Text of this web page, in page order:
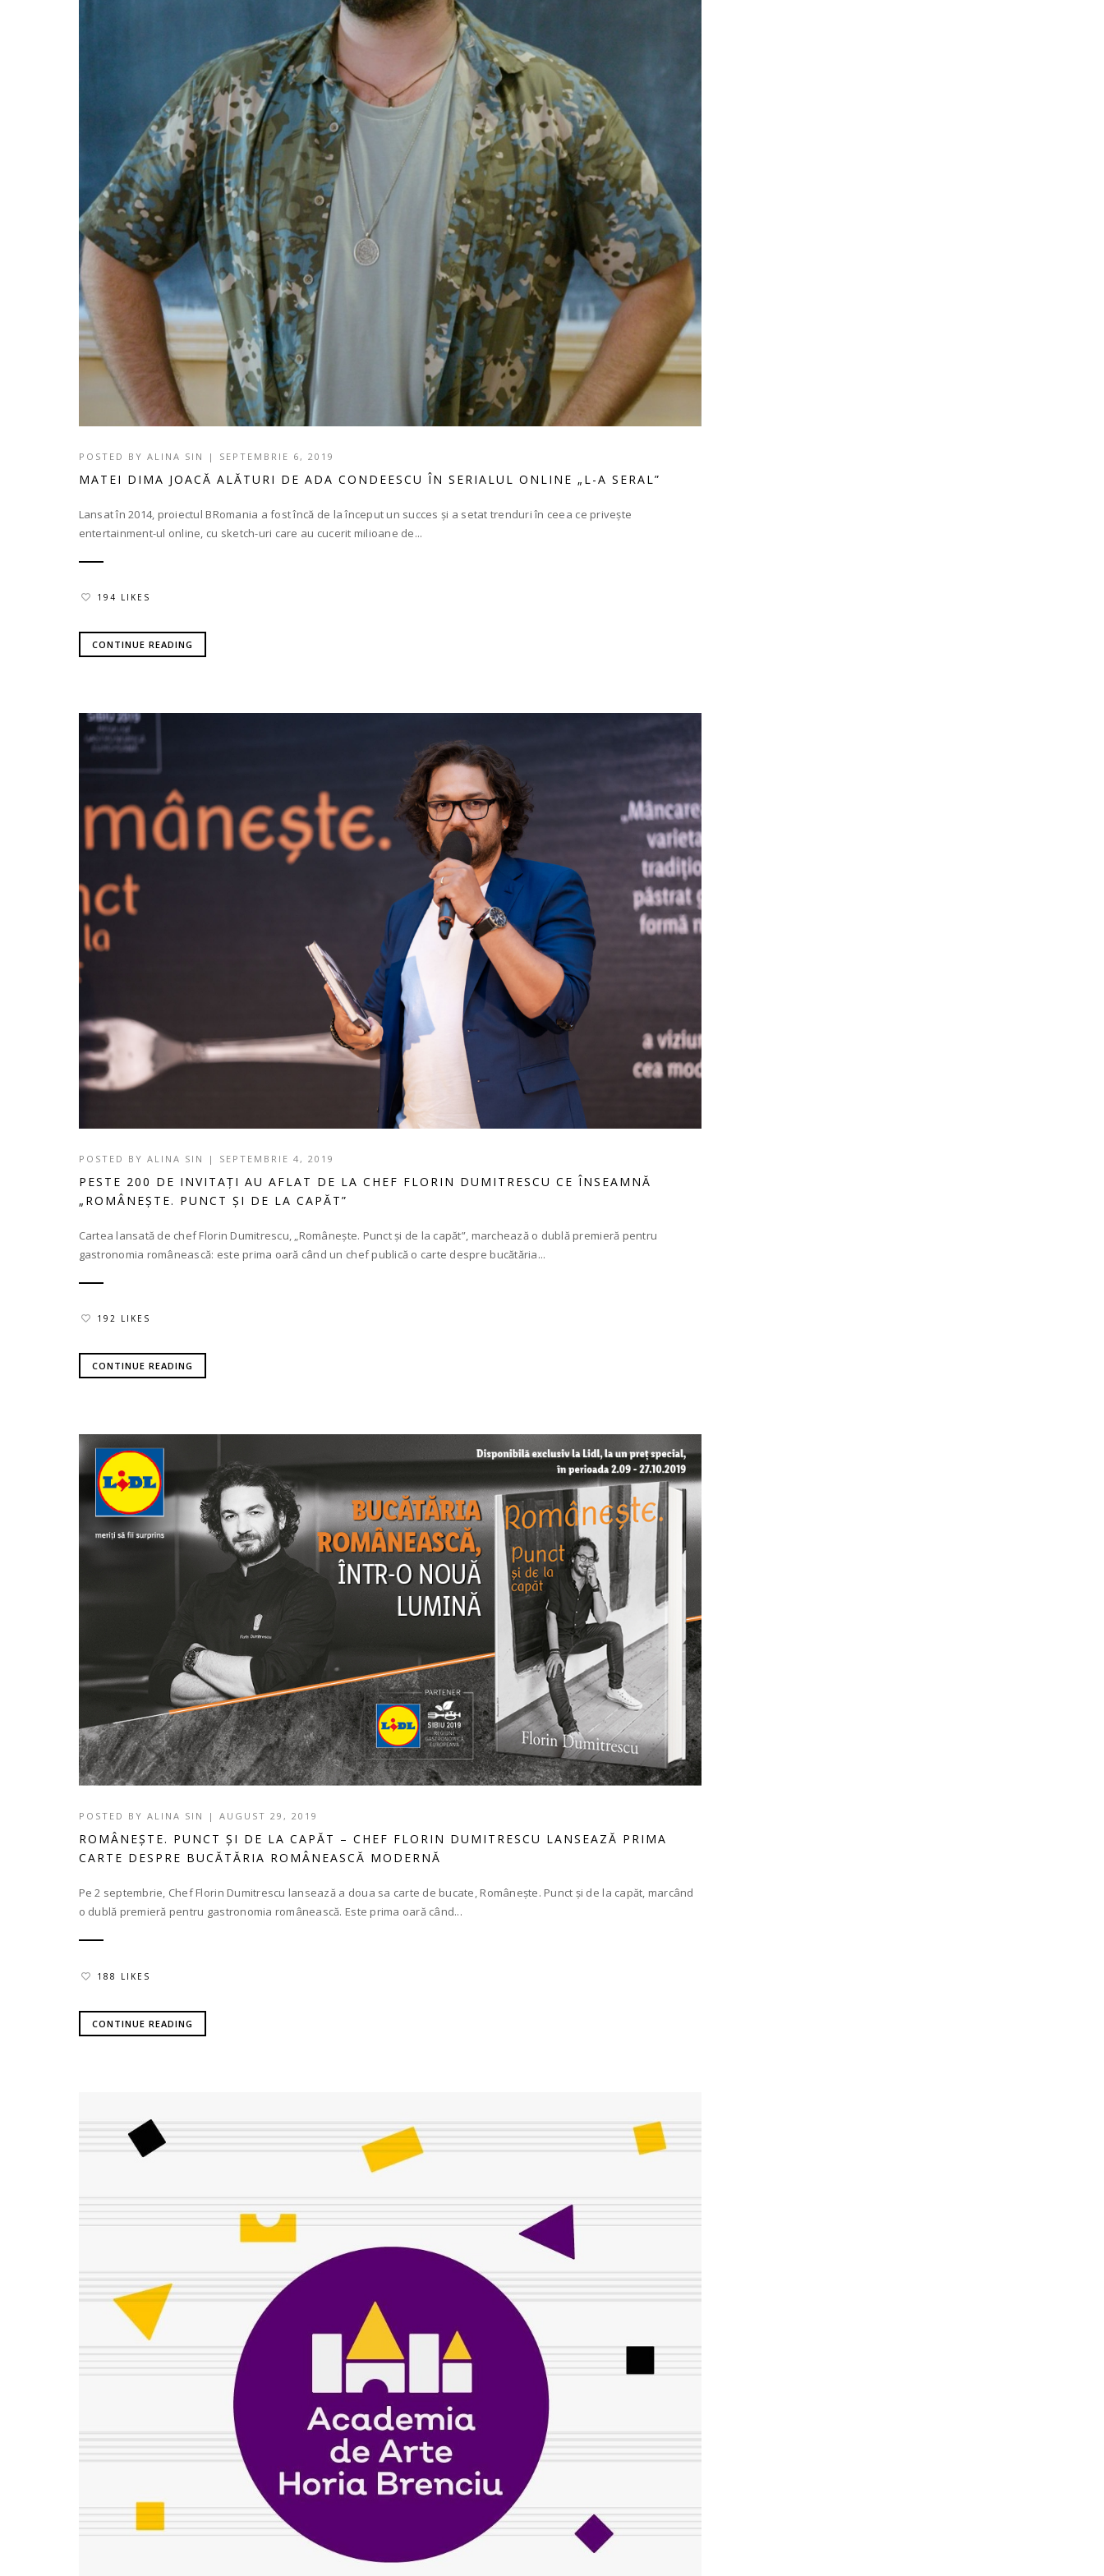
POSTED BY ALINA SIN | SEPTEMBRIE 6, 2019
MATEI DIMA JOACĂ ALĂTURI DE ADA CONDEESCU ÎN SERIALUL ONLINE „L-A SERAL”
Lansat în 2014, proiectul BRomania a fost încă de la început un succes și a setat trenduri în ceea ce privește
entertainment-ul online, cu sketch-uri care au cucerit milioane de...
194 LIKES
CONTINUE READING
POSTED BY ALINA SIN | SEPTEMBRIE 4, 2019
PESTE 200 DE INVITAȚI AU AFLAT DE LA CHEF FLORIN DUMITRESCU CE ÎNSEAMNĂ
„ROMÂNEȘTE. PUNCT ȘI DE LA CAPĂT”
Cartea lansată de chef Florin Dumitrescu, „Românește. Punct și de la capăt”, marchează o dublă premieră pentru
gastronomia românească: este prima oară când un chef publică o carte despre bucătăria...
192 LIKES
CONTINUE READING
POSTED BY ALINA SIN | AUGUST 29, 2019
ROMÂNEȘTE. PUNCT ȘI DE LA CAPĂT – CHEF FLORIN DUMITRESCU LANSEAZĂ PRIMA
CARTE DESPRE BUCĂTĂRIA ROMÂNEASCĂ MODERNĂ
Pe 2 septembrie, Chef Florin Dumitrescu lansează a doua sa carte de bucate, Românește. Punct și de la capăt, marcând
o dublă premieră pentru gastronomia românească. Este prima oară când...
188 LIKES
CONTINUE READING